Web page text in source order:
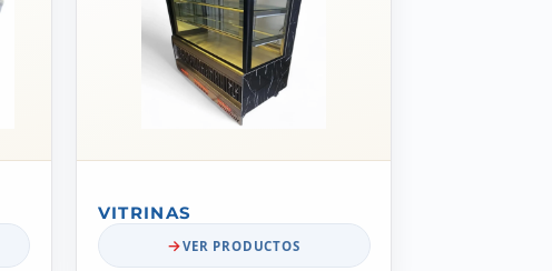
VITRINAS
VER PRODUCTOS